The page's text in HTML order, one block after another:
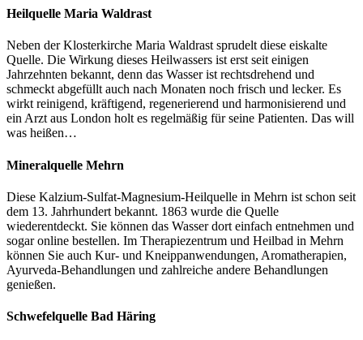
Heilquelle Maria Waldrast
Neben der Klosterkirche Maria Waldrast sprudelt diese eiskalte
Quelle. Die Wirkung dieses Heilwassers ist erst seit einigen
Jahrzehnten bekannt, denn das Wasser ist rechtsdrehend und
schmeckt abgefüllt auch nach Monaten noch frisch und lecker. Es
wirkt reinigend, kräftigend, regenerierend und harmonisierend und
ein Arzt aus London holt es regelmäßig für seine Patienten. Das will
was heißen…
Mineralquelle Mehrn
Diese Kalzium-Sulfat-Magnesium-Heilquelle in Mehrn ist schon seit
dem 13. Jahrhundert bekannt. 1863 wurde die Quelle
wiederentdeckt. Sie können das Wasser dort einfach entnehmen und
sogar online bestellen. Im Therapiezentrum und Heilbad in Mehrn
können Sie auch Kur- und Kneippanwendungen, Aromatherapien,
Ayurveda-Behandlungen und zahlreiche andere Behandlungen
genießen.
Schwefelquelle Bad Häring